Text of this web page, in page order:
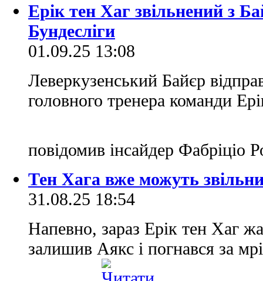
Ерік тен Хаг звільнений з
Бундесліги
01.09.25 13:08
Леверкузенський Байєр
головного тренера команди
повідомив інсайдер Фабріціо
Тен Хага вже можуть
31.08.25 18:54
Напевно, зараз Ерік тен Хаг
залишив Аякс і погнався за